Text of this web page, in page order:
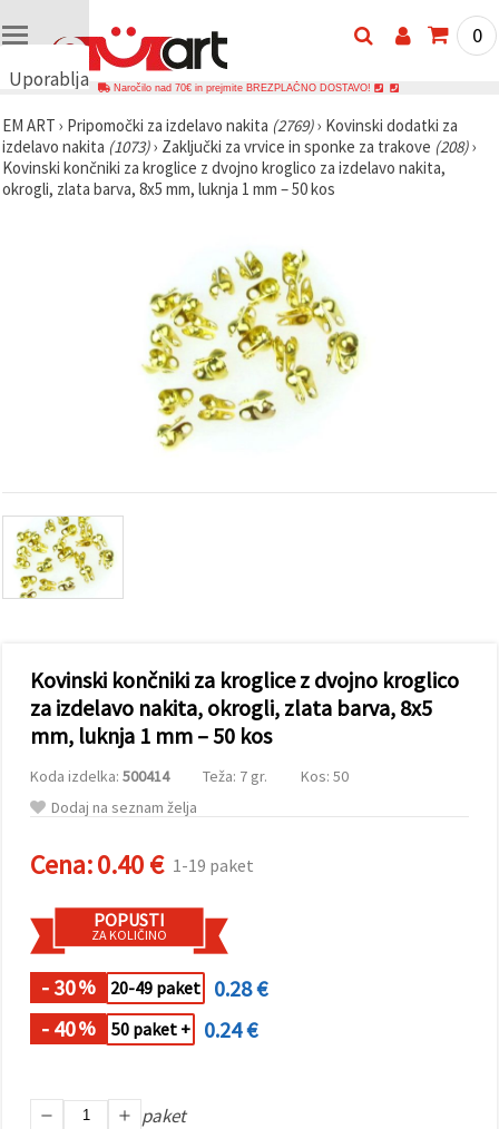
Uporabljamo
🍪
Uporabljamo
piškotke in
podobne
ustreznejše
oglase, tudi
s pomočjo
naših
partnerjev
za analitiko
vse!« se
strinjate z
uporabo
vseh
Ali pa v
Nastavitvah
označite
preference z
izbiro
piškotkov
in klikom
»Shrani«.
Sprejmi
Nastavitve
0
Naročilo nad 70€ in prejmite BREZPLAČNO DOSTAVO!
EM ART › Pripomočki za izdelavo nakita (2769)› Kovinski dodatki za
izdelavo nakita (1073)› Zaključki za vrvice in sponke za trakove (208)›
Kovinski končniki za kroglice z dvojno kroglico za izdelavo nakita,
okrogli, zlata barva, 8x5 mm, luknja 1 mm – 50 kos
Kovinski končniki za kroglice z dvojno kroglico
za izdelavo nakita, okrogli, zlata barva, 8x5
mm, luknja 1 mm – 50 kos
Koda izdelka: 500414 Teža: 7 gr.
Kos: 50
Dodaj na seznam želja
Cena:0.40 € 1-19 paket
POPUSTI
ZA KOLIČINO
- 30% 20-49 paket
0.28 €
- 40% 50 paket + 0.24 €
paket